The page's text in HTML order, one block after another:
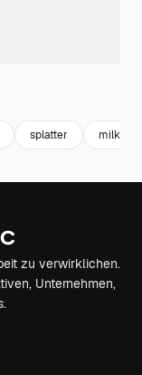
splatter milk
zu verwirklichen.
Unternehmen,